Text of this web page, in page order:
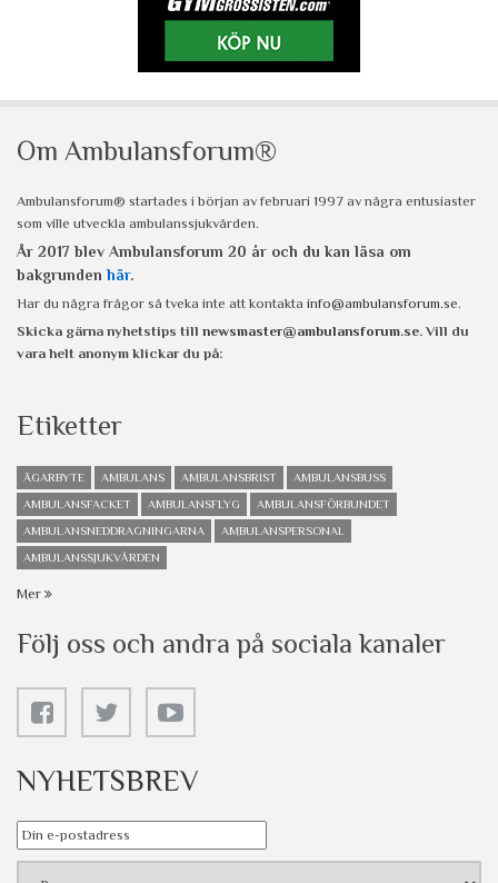
Om Ambulansforum®
Ambulansforum® startades i början av februari 1997 av några entusiaster
som ville utveckla ambulanssjukvården.
År 2017 blev Ambulansforum 20 år och du kan läsa om
bakgrunden här.
Har du några frågor så tveka inte att kontakta info@ambulansforum.se.
Skicka gärna nyhetstips till newsmaster@ambulansforum.se. Vill du
vara helt anonym klickar du på:
Etiketter
ÄGARBYTE AMBULANS AMBULANSBRIST
AMBULANSBUSS
AMBULANSFACKET
AMBULANSFLYG
AMBULANSFÖRBUNDET
AMBULANSNEDDRAGNINGARNA
AMBULANSPERSONAL
AMBULANSSJUKVÅRDEN
Mer
Följ oss och andra på sociala kanaler
NYHETSBREV